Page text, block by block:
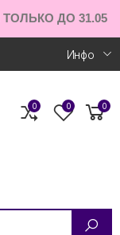
ДО 31.05
Инфо
0 0 0